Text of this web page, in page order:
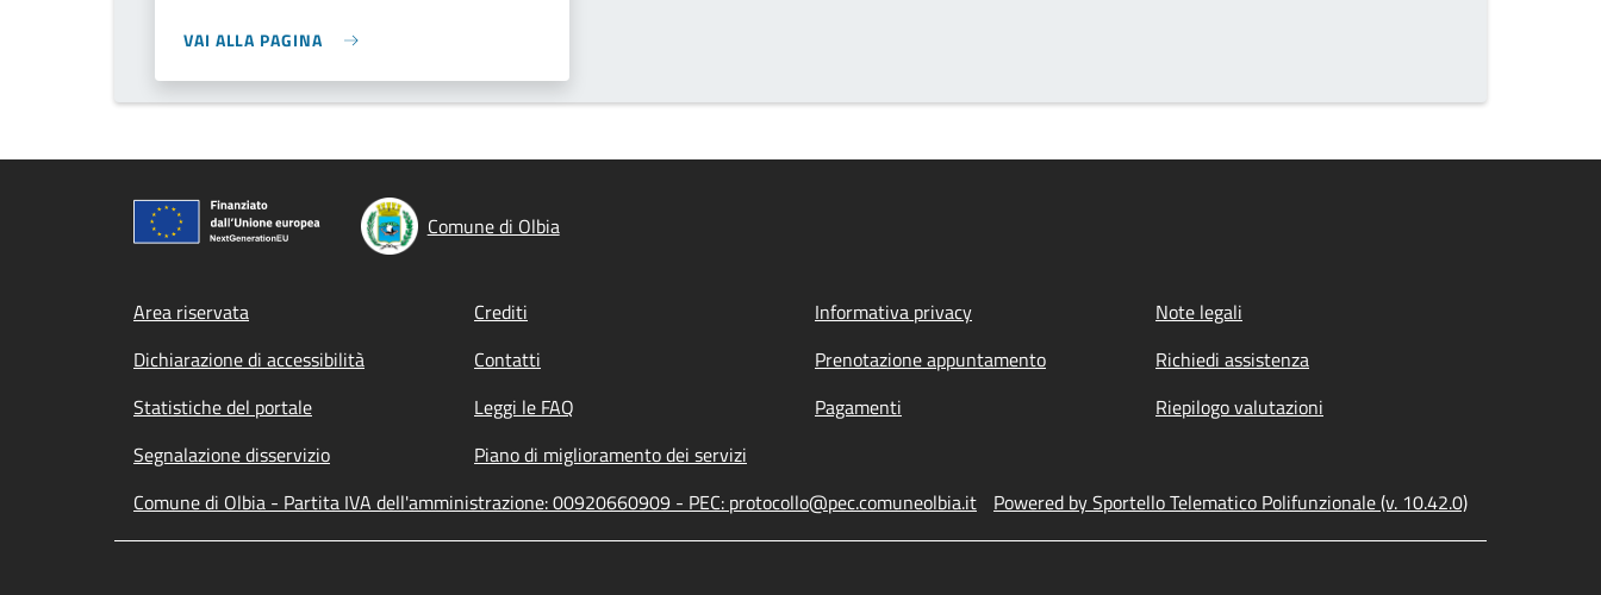
VAI ALLA PAGINA
Comune di Olbia
Footer menu
Area riservata Crediti Informativa privacy
Note legali
Dichiarazione di accessibilità
Contatti Prenotazione appuntamento
Richiedi assistenza
Statistiche del portale
Leggi le FAQ Pagamenti
Riepilogo valutazioni
Segnalazione disservizio
Piano di miglioramento dei servizi
Comune di Olbia - Partita IVA dell'amministrazione: 00920660909 - PEC: protocollo@pec.comuneolbia.it
Powered by Sportello Telematico Polifunzionale (v. 10.42.0)